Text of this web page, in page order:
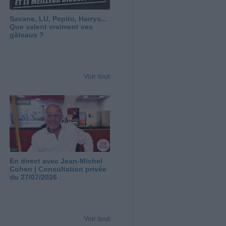
Savane, LU, Pepito, Harrys...
Que valent vraiment ces
gâteaux ?
Voir tout
En direct avec Jean-Michel
Cohen | Consultation privée
du 27/07/2026
Voir tout